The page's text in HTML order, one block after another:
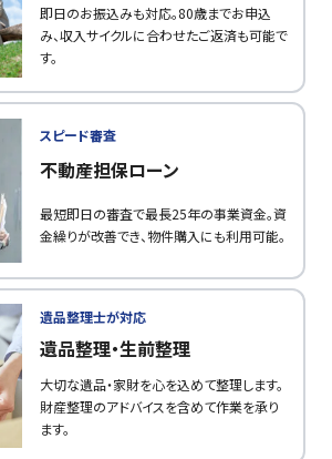
即日のお振込みも対応。80歳までお申込
み、収入サイクルに合わせたご返済も可能で
す。
スピード審査
不動産担保ローン
最短即日の審査で最長25年の事業資金。資
金繰りが改善でき、物件購入にも利用可能。
遺品整理士が対応
遺品整理・生前整理
大切な遺品・家財を心を込めて整理します。
財産整理のアドバイスを含めて作業を承り
ます。